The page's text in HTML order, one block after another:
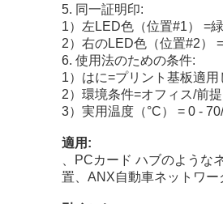
5. 同一証明印:
1）左LED色（位置#1） =
2）右のLED色（位置#2）
6. 使用法のための条件:
1）はに=プリント基板適用
2）環境条件=オフィス/前提
3）実用温度（°C） = 0 -
適用:
、PCカード ハブのよう
置、 ANX自動車ネットワ